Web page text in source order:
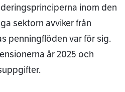
inom den
sektorn avviker från
penningflöden var för sig.
år 2025 och